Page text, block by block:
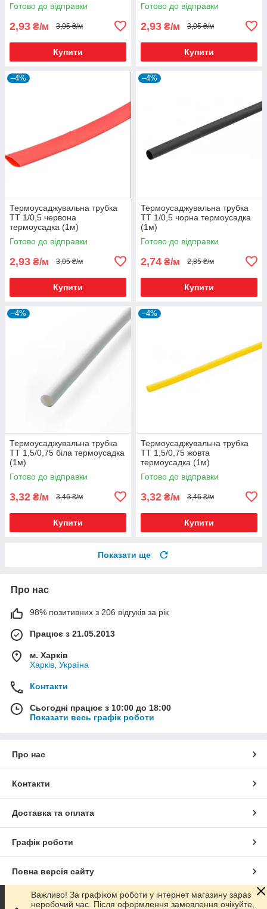
Готово до відправки
2,93 ₴/м 3,05 ₴/м
Купити
Готово до відправки
2,93 ₴/м 3,05 ₴/м
Купити
–4%
Термоусаджувальна трубка
ТТ 1/0,5 червона
термоусадка (1м)
Готово до відправки
2,93 ₴/м 3,05 ₴/м
Купити
–4%
Термоусаджувальна трубка
ТТ 1/0,5 чорна термоусадка
(1м)
Готово до відправки
2,74 ₴/м 2,85 ₴/м
Купити
–4%
Термоусаджувальна трубка
ТТ 1,5/0,75 біла термоусадка
(1м)
Готово до відправки
3,32 ₴/м 3,46 ₴/м
Купити
–4%
Термоусаджувальна трубка
ТТ 1,5/0,75 жовта
термоусадка (1м)
Готово до відправки
3,32 ₴/м 3,46 ₴/м
Купити
Показати ще
Про нас
98% позитивних з 206 відгуків за рік
Працює з 21.05.2013
м. Харків
Харків, Україна
Контакти
Сьогодні працює з 10:00 до 18:00
Показати весь графік роботи
Про нас
Контакти
Доставка та оплата
Графік роботи
Повна версія сайту
Сайт створено на маркетплейсі Prom.ua
Важливо! За графіком роботи у інтернет магазину зараз
неробочий час. Після оформлення замовлення очікуйте,